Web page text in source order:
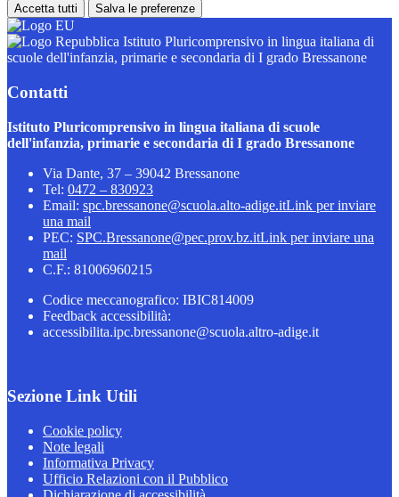
Accetta tutti Salva le preferenze
Istituto Pluricomprensivo in lingua italiana di
scuole dell'infanzia, primarie e secondaria di I grado Bressanone
Contatti
Istituto Pluricomprensivo in lingua italiana di scuole
dell'infanzia, primarie e secondaria di I grado Bressanone
Via Dante, 37 – 39042 Bressanone
Tel: 0472 – 830923
Email: spc.bressanone@scuola.alto-adige.itLink per inviare
una mail
PEC: SPC.Bressanone@pec.prov.bz.itLink per inviare una
mail
C.F.: 81006960215
Codice meccanografico: IBIC814009
Feedback accessibilità:
accessibilita.ipc.bressanone@scuola.altro-adige.it
Sezione Link Utili
Cookie policy
Note legali
Informativa Privacy
Ufficio Relazioni con il Pubblico